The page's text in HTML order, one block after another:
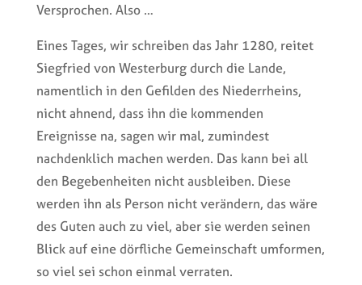
Versprochen. Also …
Eines Tages, wir schreiben das Jahr 1280, reitet
Siegfried von Westerburg durch die Lande,
namentlich in den Gefilden des Niederrheins,
nicht ahnend, dass ihn die kommenden
Ereignisse na, sagen wir mal, zumindest
nachdenklich machen werden. Das kann bei all
den Begebenheiten nicht ausbleiben. Diese
werden ihn als Person nicht verändern, das wäre
des Guten auch zu viel, aber sie werden seinen
Blick auf eine dörfliche Gemeinschaft umformen,
so viel sei schon einmal verraten.